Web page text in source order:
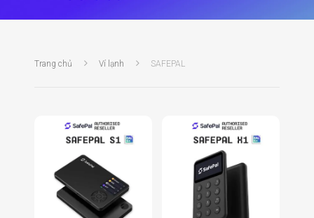
Trang chủ Ví lạnh SAFEPAL